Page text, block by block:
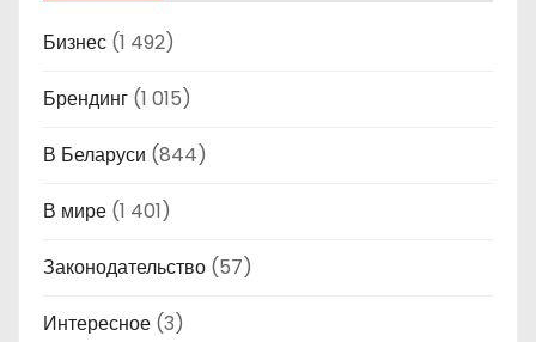
Бизнес (1 492)
Брендинг (1 015)
В Беларуси (844)
В мире (1 401)
Законодательство (57)
Интересное (3)